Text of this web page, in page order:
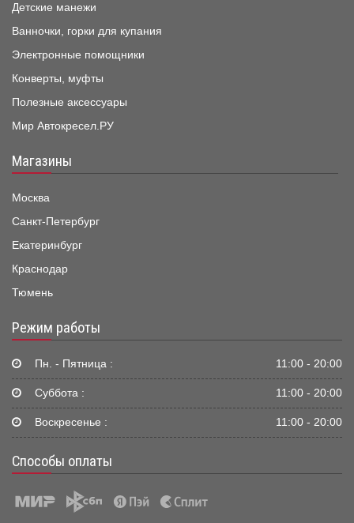
Детские манежи
Ванночки, горки для купания
Электронные помощники
Конверты, муфты
Полезные аксессуары
Мир Автокресел.РУ
Магазины
Москва
Санкт-Петербург
Екатеринбург
Краснодар
Тюмень
Режим работы
Пн. - Пятница : 11:00 - 20:00
Суббота : 11:00 - 20:00
Воскресенье : 11:00 - 20:00
Способы оплаты